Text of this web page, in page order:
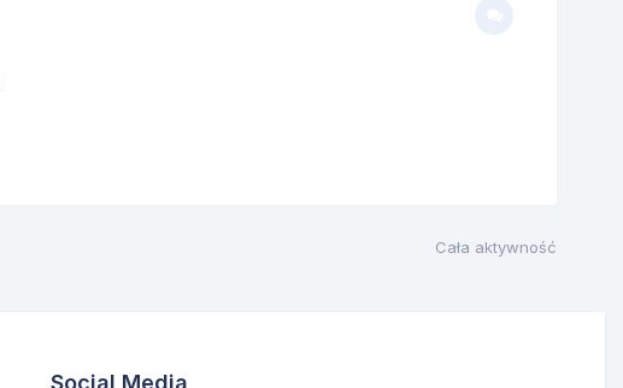
Cała aktywność
Social Media